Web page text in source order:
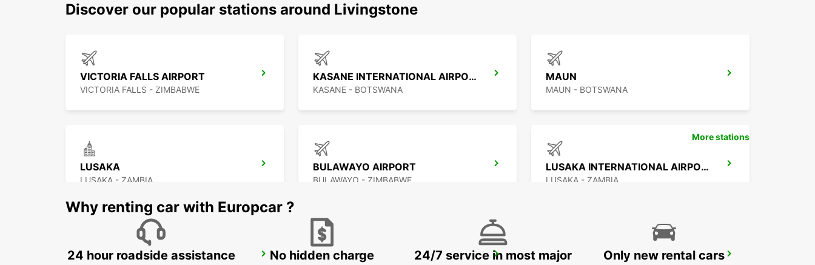
Discover our popular stations around Livingstone
VICTORIA FALLS AIRPORT
VICTORIA FALLS - ZIMBABWE
KASANE INTERNATIONAL AIRPORT
KASANE - BOTSWANA
MAUN
MAUN - BOTSWANA
LUSAKA
LUSAKA - ZAMBIA
BULAWAYO AIRPORT
BULAWAYO - ZIMBABWE
LUSAKA INTERNATIONAL AIRPORT
LUSAKA - ZAMBIA
LUSAKA FRANCISTOWN AIRPORT HARARE OFFICE
More stations
Why renting car with Europcar ?
24 hour roadside assistance No hidden charge
24/7 service in most major
Only new rental cars